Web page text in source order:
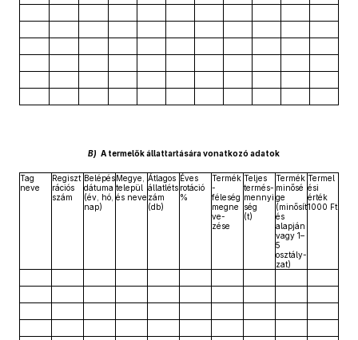
B) A termelők állattartására vonatkozó adatok
Tag
neve
Regiszt
rációs
szám
Belépés
dátuma
(év, hó,
nap)
Megye,
települ
és neve
Átlagos
állatléts
zám
(db)
Éves
rotáció
%
Termék
-
féleség
megne
ve-
zése
Teljes
termés-
mennyi
ség
(t)
Termék
minősé
ge
(minősít
és
alapján
vagy 1–
5
osztály-
zat)
Termel
ési
érték
1000 Ft